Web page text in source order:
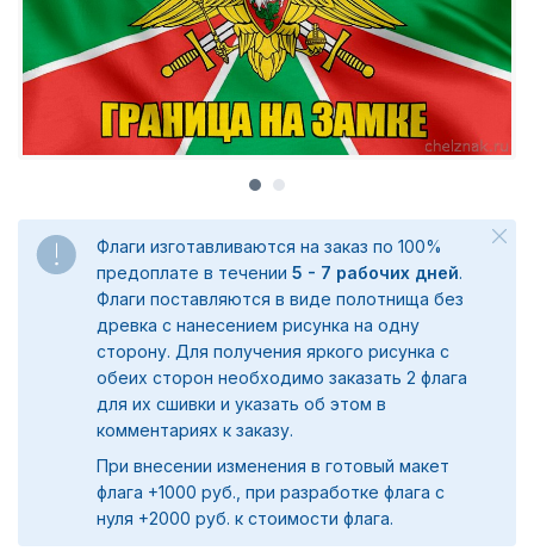
Флаги изготавливаются на заказ по 100%
предоплате в течении 5 - 7 рабочих дней.
Флаги поставляются в виде полотнища без
древка с нанесением рисунка на одну
сторону. Для получения яркого рисунка с
обеих сторон необходимо заказать 2 флага
для их сшивки и указать об этом в
комментариях к заказу.
При внесении изменения в готовый макет
флага +1000 руб., при разработке флага с
нуля +2000 руб. к стоимости флага.